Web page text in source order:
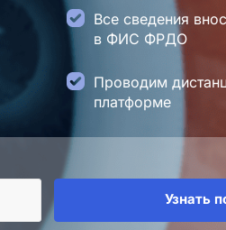
Все сведения
в ФИС ФРДО
Проводим
платформе
Узнать